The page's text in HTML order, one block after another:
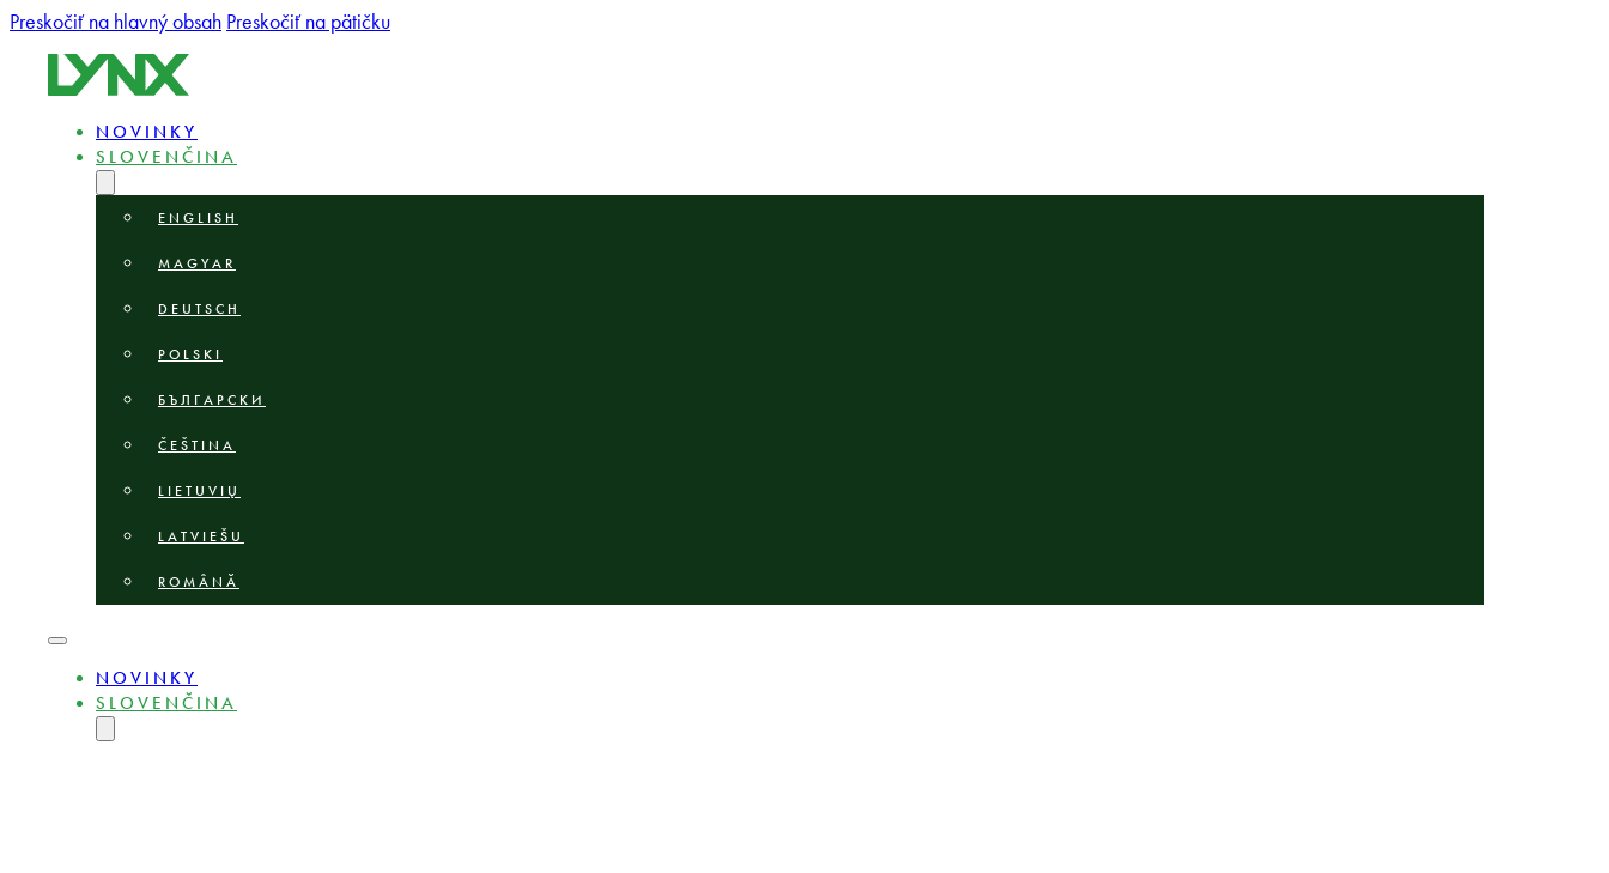
Preskočiť na hlavný obsah Preskočiť na pätičku
NOVINKY
SLOVENČINA
ENGLISH
MAGYAR
DEUTSCH
POLSKI
БЪЛГАРСКИ
ČEŠTINA
LIETUVIŲ
LATVIEŠU
ROMÂNĂ
NOVINKY
SLOVENČINA